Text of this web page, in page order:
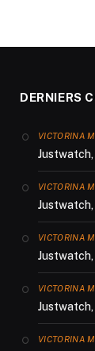
DERNIERS
VICTORINA
VICTORINA
VICTORINA
VICTORINA
VICTORINA